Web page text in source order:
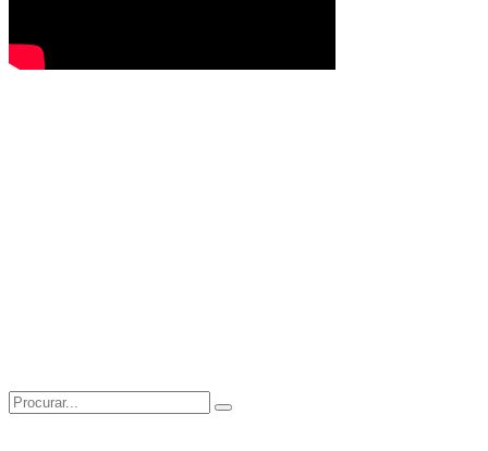
Search
for: